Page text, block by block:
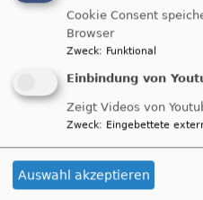
So, 6.9. 10:15 Uhr
Gottesdienst
Prädikant Stefan Erlbacher
Büchenbach St.-Willibald-
Cookie Consent
Browser
Zweck: Funktional
Einbindung von
Zeigt Videos von
Zweck: Eingebettete
Auswahl akzeptieren